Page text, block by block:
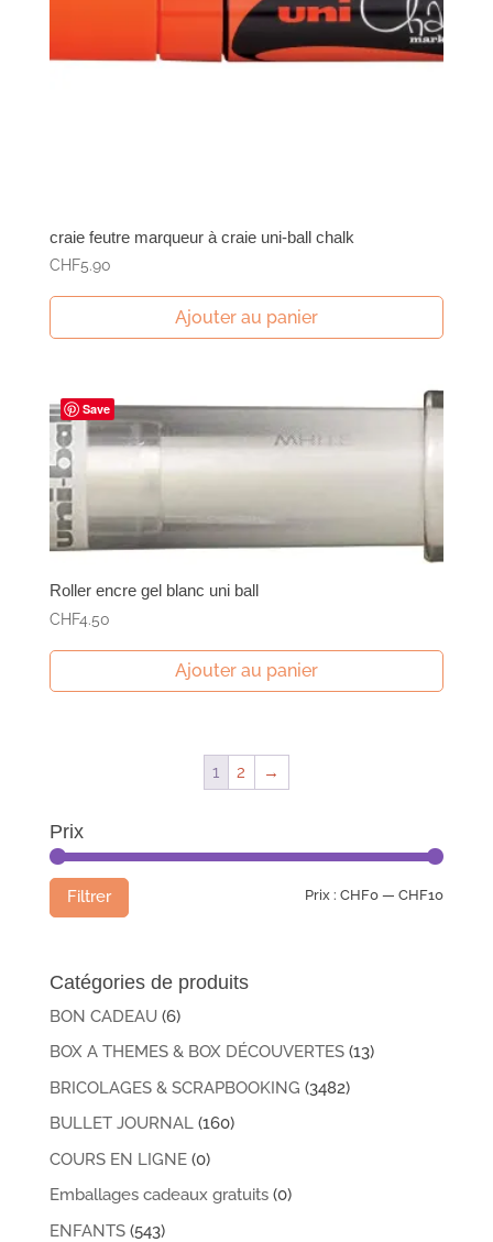
craie feutre marqueur à craie uni-ball chalk
CHF5.90
Ajouter au panier
Save
Roller encre gel blanc uni ball
CHF4.50
Ajouter au panier
1 2 →
Prix
Prix
Prix
Filtrer Prix :CHF0 —CHF10
Catégories de produits
BON CADEAU (6)
BOX A THEMES & BOX DÉCOUVERTES (13)
BRICOLAGES & SCRAPBOOKING (3482)
BULLET JOURNAL (160)
COURS EN LIGNE (0)
Emballages cadeaux gratuits (0)
ENFANTS (543)